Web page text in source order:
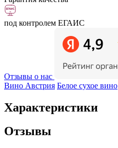
под контролем ЕГАИС
Отзывы о нас
Вино Австрия Белое сухое вино
Характеристики
Отзывы